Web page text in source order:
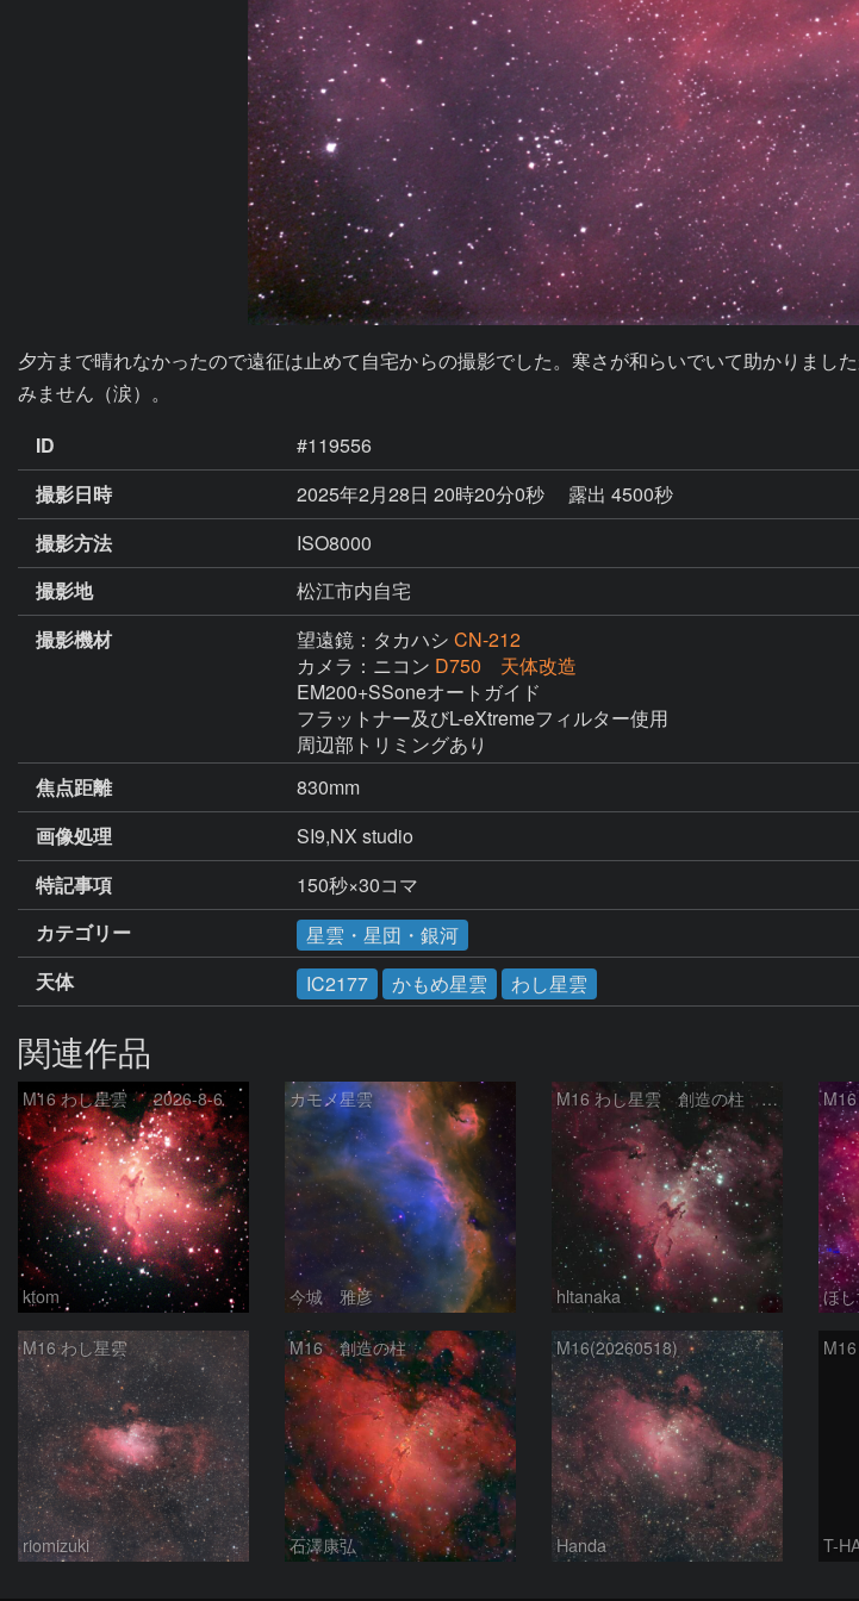
夕方まで晴れなかったので遠征は止めて自宅からの撮影でした。寒さが和らいでいて助かりま
みません（涙）。
ID
#119556
撮影日時
2025年2月28日 20時20分0秒
露出 4500秒
撮影方法
ISO8000
撮影地
松江市内自宅
撮影機材
望遠鏡：タカハシ CN-212
カメラ：ニコン D750 天体改造
EM200+SSoneオートガイド
フラットナー及びL-eXtremeフィルター使用
周辺部トリミングあり
焦点距離
830mm
画像処理
SI9,NX studio
特記事項
150秒×30コマ
カテゴリー
星雲・星団・銀河
天体
IC2177 かもめ星雲 わし星雲
関連作品
M16 わし星雲 2026-8-6
ktom
カモメ星雲
今城 雅彦
M16 わし星雲 創造の柱 へび座
hltanaka ほ
M16 わし星雲
riomizuki
M16 創造の柱
石澤康弘
M16(20260518)
Handa T-